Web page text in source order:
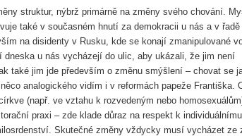
struktur, nýbrž primárně na změny svého chování.
také v současném hnutí za demokracii u nás a v
na disidenty v Rusku, kde se konají zmanipulované
u nás vycházejí do ulic, aby ukázali, že jim není
také jim jde především o změnu smýšlení – chovat se
analogického vidím i v reformách papeže Františka.
(např. ve vztahu k rozvedeným nebo
praxi – zde klade důraz na respekt k individuálnímu
Skutečné změny vždycky musí vycházet ze